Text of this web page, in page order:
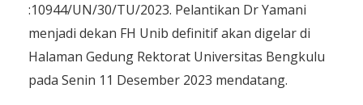
:10944/UN/30/TU/2023. Pelantikan Dr Yamani
menjadi dekan FH Unib definitif akan digelar di
Halaman Gedung Rektorat Universitas Bengkulu
pada Senin 11 Desember 2023 mendatang.